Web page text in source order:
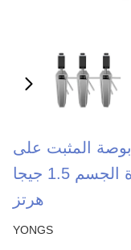
جهاز التعرف على الوجه 8 بوصة المثبت على
الحائط ، جهاز قياس درجة حرارة الجسم 1.5 جيجا
هرتز
YONGS